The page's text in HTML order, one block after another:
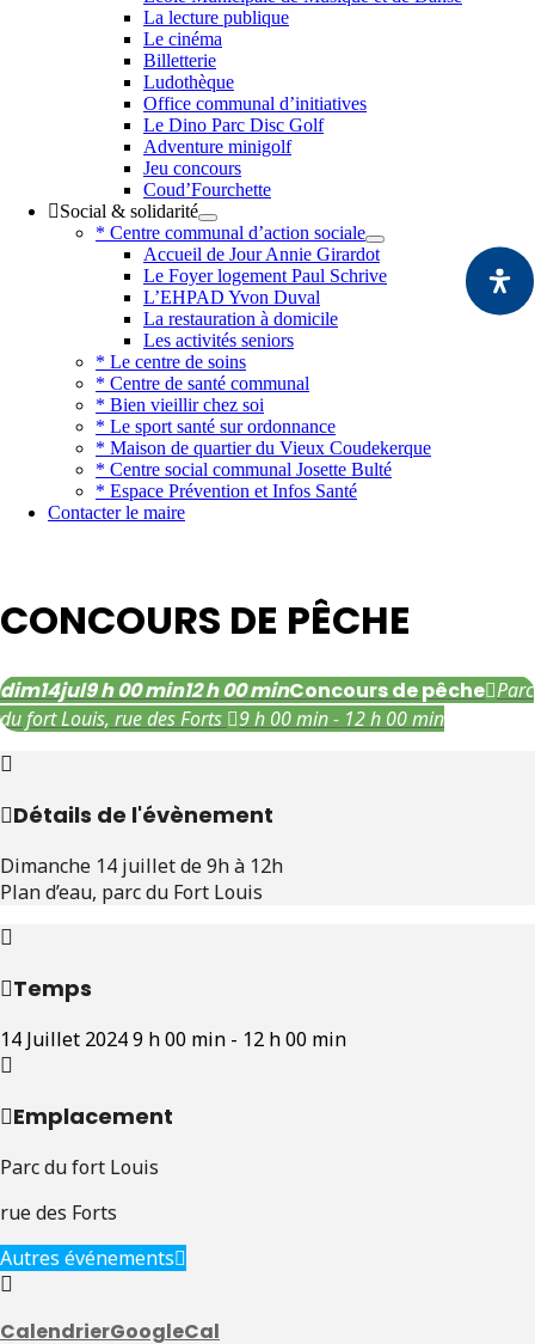
La lecture publique
Le cinéma
Billetterie
Ludothèque
Office communal d’initiatives
Le Dino Parc Disc Golf
Adventure minigolf
Jeu concours
Coud’Fourchette
Social & solidarité
* Centre communal d’action sociale
Accueil de Jour Annie Girardot
Le Foyer logement Paul Schrive
L’EHPAD Yvon Duval
La restauration à domicile
Les activités seniors
* Le centre de soins
* Centre de santé communal
* Bien vieillir chez soi
* Le sport santé sur ordonnance
* Maison de quartier du Vieux Coudekerque
* Centre social communal Josette Bulté
* Espace Prévention et Infos Santé
Contacter le maire
CONCOURS DE PÊCHE
dim14jul9 h 00 min12 h 00 minConcours de pêche Parc
du fort Louis, rue des Forts 9 h 00 min - 12 h 00 min
Détails de l'évènement
Dimanche 14 juillet de 9h à 12h
Plan d’eau, parc du Fort Louis
Temps
14 Juillet 20249 h 00 min - 12 h 00 min
Emplacement
Parc du fort Louis
rue des Forts
Autres événements
CalendrierGoogleCal